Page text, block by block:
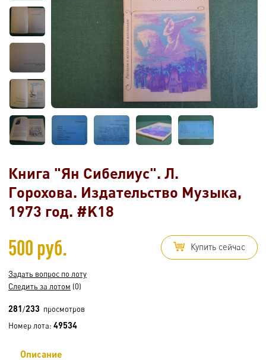
Книга "Ян Сибелиус". Л.
Горохова. Издательство Музыка,
1973 год. #K18
500 руб. Купить сейчас
Задать вопрос по лоту
Следить за лотом (0)
281/233 просмотров
Номер лота: 49534
Описание